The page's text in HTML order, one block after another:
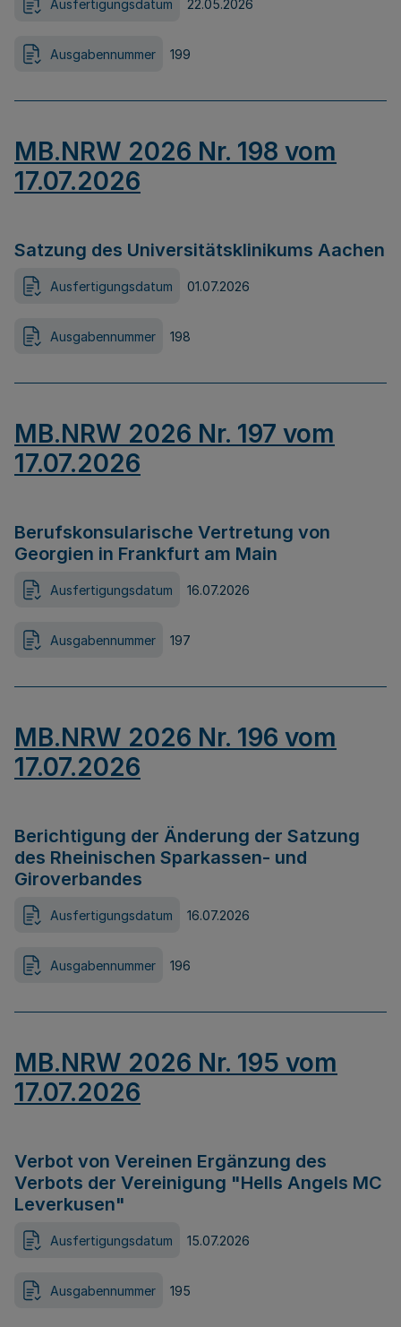
Ausfertigungsdatum 22.05.2026
Ausgabennummer 199
MB.NRW 2026 Nr. 198 vom
17.07.2026
Satzung des Universitätsklinikums Aachen
Ausfertigungsdatum 01.07.2026
Ausgabennummer 198
MB.NRW 2026 Nr. 197 vom
17.07.2026
Berufskonsularische Vertretung von
Georgien in Frankfurt am Main
Ausfertigungsdatum 16.07.2026
Ausgabennummer 197
MB.NRW 2026 Nr. 196 vom
17.07.2026
Berichtigung der Änderung der Satzung
des Rheinischen Sparkassen- und
Giroverbandes
Ausfertigungsdatum 16.07.2026
Ausgabennummer 196
MB.NRW 2026 Nr. 195 vom
17.07.2026
Verbot von Vereinen Ergänzung des
Verbots der Vereinigung "Hells Angels MC
Leverkusen"
Ausfertigungsdatum 15.07.2026
Ausgabennummer 195